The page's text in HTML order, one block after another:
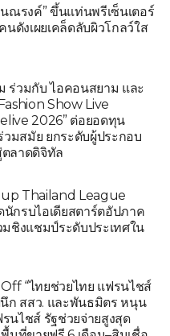
ณรงค์” ขึ้นแท่นพรีเซ็นเตอร์
นดังเผยเคล็ดลับผิวโกลว์ใส
ร่วมกับ ไอคอนสยาม และ
Show Live
2026” ต่อยอดทุน
มสมัย ยกระดับผู้ประกอบ
ลาดดิจิทัล
Thailand League
กรบไอเดียสตาร์ตอัปภาค
ชิงแชมป์ระดับประเทศใน
“ไทยช่วยไทย แฟรนไชส์
ก สสว. และพันธมิตร หนุน
นไชส์ รัฐช่วยจ่ายสูงสุด